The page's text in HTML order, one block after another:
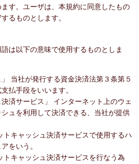
す。ユーザは、本規約に同意したもの
るものとします。
は以下の意味で使用するものとしま
」 当社が発行する資金決済法第３条第５
払手段をいいます。
決済サービス」 インターネット上のウェ
ュを利用して決済できる、当社が提供
トキャッシュ決済サービスで使用するハ
をいう。
トキャッシュ決済サービスを行なう為